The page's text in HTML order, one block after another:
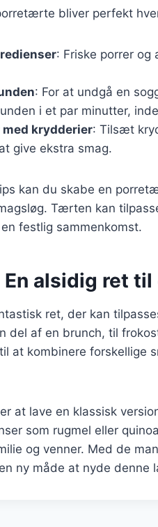
bliver perfekt
: Friske porrer og
: For at undgå en
i et par minutter,
krydderier: Tilsæt
give ekstra smag.
kan du skabe en
Tærten kan
festlig sammenkomst.
alsidig ret til
ret, der kan
del af en brunch, til
at kombinere forskellige
at lave en klassisk
som rugmel eller
og venner. Med de
ny måde at nyde